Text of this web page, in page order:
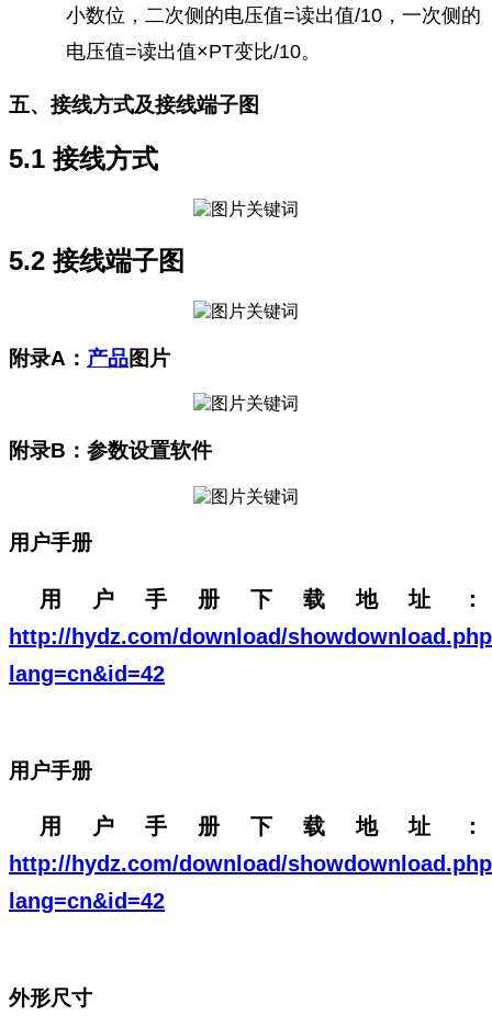
小数位，二次侧的电压值=读出值/10，一次侧的
电压值=读出值×PT变比/10。
五、接线方式及接线端子图
5.1 接线方式
5.2 接线端子图
附录A： 产品图片
附录B：参数设置软件
用户手册
用户手册下载地址：
http://hydz.com/download/
lang=cn&id=42
用户手册
用户手册下载地址：
http://hydz.com/download/
lang=cn&id=42
外形尺寸